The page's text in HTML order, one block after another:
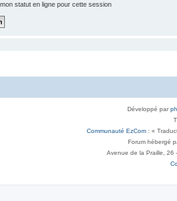
statut en ligne pour cette session
Développé par
Communauté EzCom : «
Forum hébergé
Avenue de la Praille, 26